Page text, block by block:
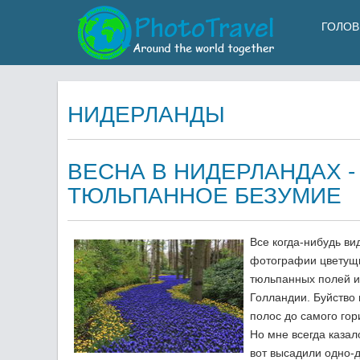
НИДЕРЛАНДЫ
ВЕСНА В НИДЕРЛАНДАХ -
ТЮЛЬПАННОЕ БЕЗУМИЕ
Все когда-нибудь
фотографии
тюльпанных полей
Голландии. Буйство
полос до самого
Но мне всегда
вот высадили одно-